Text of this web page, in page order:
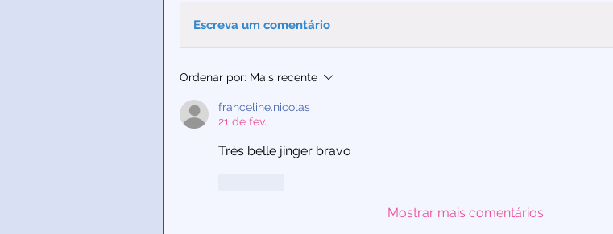
Escreva um comentário
Ordenar por: Mais recente
franceline.nicolas
21 de fev.
Très belle jinger bravo
Mostrar mais comentários